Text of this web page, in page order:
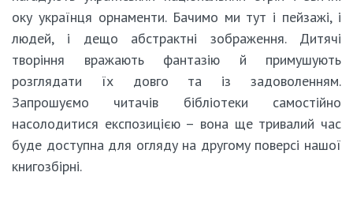
оку українця орнаменти. Бачимо ми тут і пейзажі, і
людей, і дещо абстрактні зображення. Дитячі
творіння вражають фантазію й примушують
розглядати їх довго та із задоволенням.
Запрошуємо читачів бібліотеки самостійно
насолодитися експозицією – вона ще тривалий час
буде доступна для огляду на другому поверсі нашої
книгозбірні.